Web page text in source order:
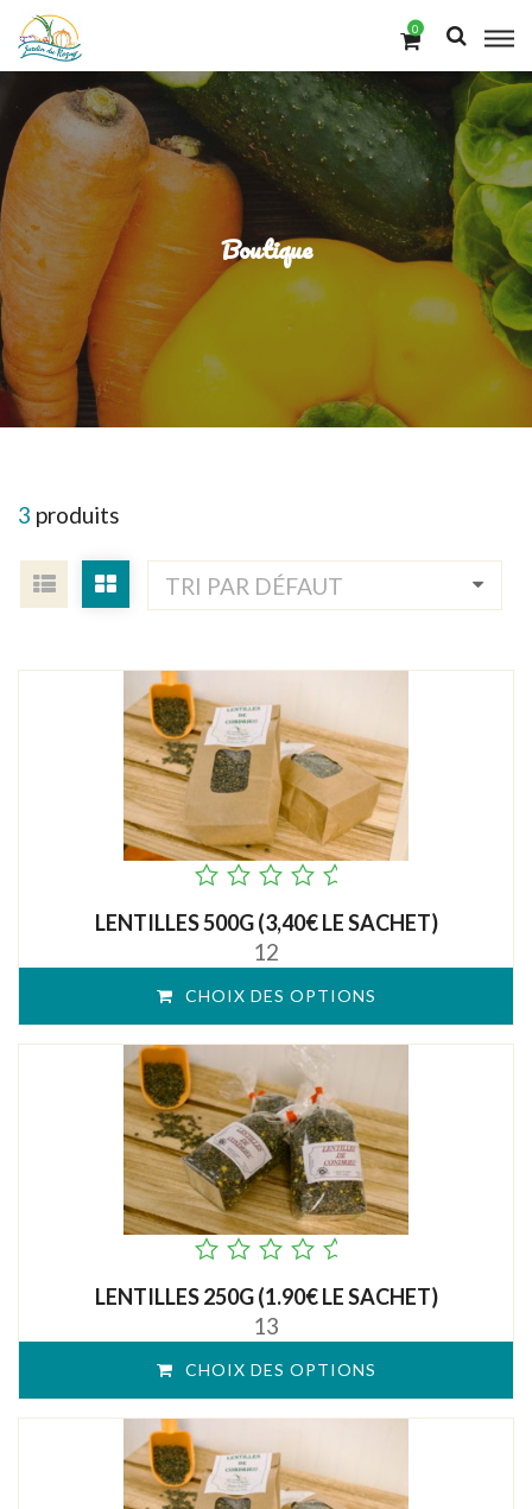
0
Boutique
3 produits
of
LENTILLES 500G (3,40€ LE SACHET)
12
CHOIX DES OPTIONS
of
LENTILLES 250G (1.90€ LE SACHET)
13
CHOIX DES OPTIONS